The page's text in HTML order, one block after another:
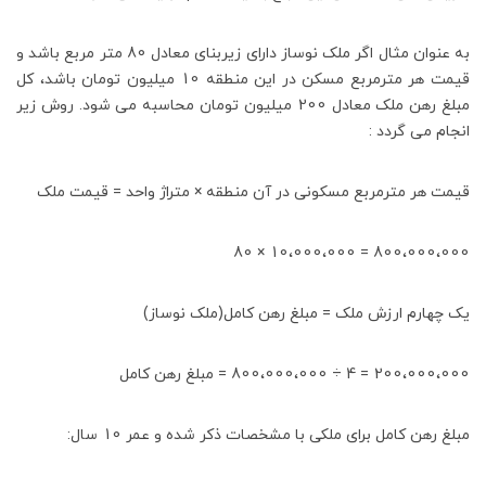
به عنوان مثال اگر ملک نوساز دارای زیربنای معادل 80 متر مربع باشد و
قیمت هر مترمربع مسکن در این منطقه 10 میلیون تومان باشد، کل
مبلغ رهن ملک معادل 200 میلیون تومان محاسبه می شود. روش زیر
انجام می گردد :
قیمت هر مترمربع مسکونی در آن منطقه × متراژ واحد = قیمت ملک
800،000،000 = 10،000،000 × 80
یک چهارم ارزش ملک = مبلغ رهن کامل(ملک نوساز)
200،000،000 = 4 ÷ 800،000،000 = مبلغ رهن کامل
مبلغ رهن کامل برای ملکی با مشخصات ذکر شده و عمر 10 سال: